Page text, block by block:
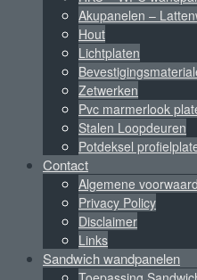
Akupanelen –
Hout
Lichtplaten
Zetwerken
Pvc marmerlook
Stalen Loopdeuren
Potdeksel
Contact
Algemene
Privacy Policy
Disclaimer
Links
Sandwich wandpanelen